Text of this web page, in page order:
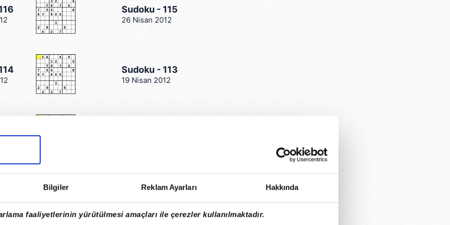
Bilgiler Reklam Ayarları Hakkında
faaliyetlerinin yürütülmesi amaçları ile çerezler kullanılmaktadır.
Sudoku - 115
26 Nisan 2012
Sudoku - 113
19 Nisan 2012
Sudoku - 108
4 Nisan 2012